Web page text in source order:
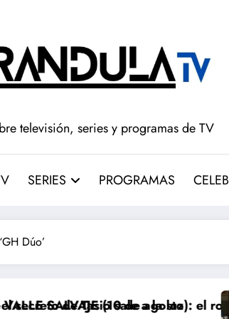
televisión, series y programas de TV
SERIES PROGRAMAS
Dúo’
a la luz
agosto): el robo de los bebés sale
Avance ‘LA